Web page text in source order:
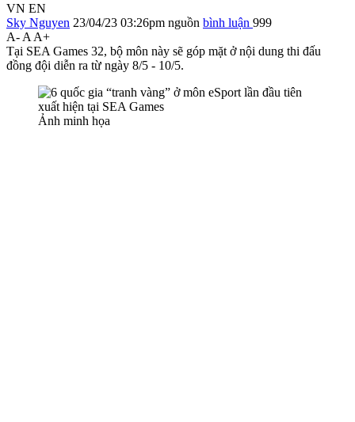
VN EN
Sky Nguyen 23/04/23 03:26pm nguồn bình luận 999
A- A A+
Tại SEA Games 32, bộ môn này sẽ góp mặt ở nội dung thi đấu
đồng đội diễn ra từ ngày 8/5 - 10/5.
Ảnh minh họa